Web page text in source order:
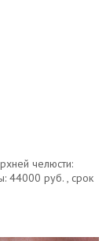
челюсти:
44000 руб. , срок